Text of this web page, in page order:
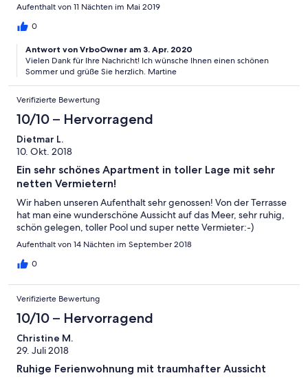
Aufenthalt von 11 Nächten im Mai 2019
0
Antwort von VrboOwner am 3. Apr. 2020
Vielen Dank für Ihre Nachricht! Ich wünsche Ihnen einen schönen
Sommer und grüße Sie herzlich. Martine
Verifizierte Bewertung
10/10 – Hervorragend
Dietmar L.
10. Okt. 2018
Ein sehr schönes Apartment in toller Lage mit sehr
netten Vermietern!
Wir haben unseren Aufenthalt sehr genossen! Von der Terrasse
hat man eine wunderschöne Aussicht auf das Meer, sehr ruhig,
schön gelegen, toller Pool und super nette Vermieter:-)
Aufenthalt von 14 Nächten im September 2018
0
Verifizierte Bewertung
10/10 – Hervorragend
Christine M.
29. Juli 2018
Ruhige Ferienwohnung mit traumhafter Aussicht